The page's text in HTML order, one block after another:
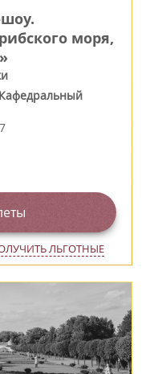
моря,
ЛЬГОТНЫЕ